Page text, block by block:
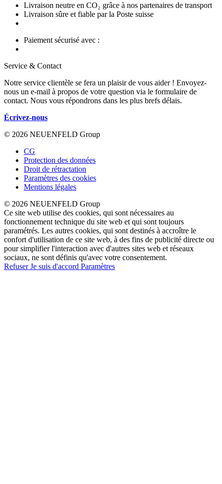
Livraison neutre en CO₂ grâce à nos partenaires de transport
Livraison sûre et fiable par la Poste suisse
Paiement sécurisé avec :
Service & Contact
Notre service clientèle se fera un plaisir de vous aider ! Envoyez-
nous un e-mail à propos de votre question via le formulaire de
contact. Nous vous répondrons dans les plus brefs délais.
Écrivez-nous
© 2026 NEUENFELD Group
CG
Protection des données
Droit de rétractation
Paramètres des cookies
Mentions légales
© 2026 NEUENFELD Group
Ce site web utilise des cookies, qui sont nécessaires au
fonctionnement technique du site web et qui sont toujours
paramétrés. Les autres cookies, qui sont destinés à accroître le
confort d'utilisation de ce site web, à des fins de publicité directe ou
pour simplifier l'interaction avec d'autres sites web et réseaux
sociaux, ne sont définis qu'avec votre consentement.
RefuserJe suis d'accord Paramètres